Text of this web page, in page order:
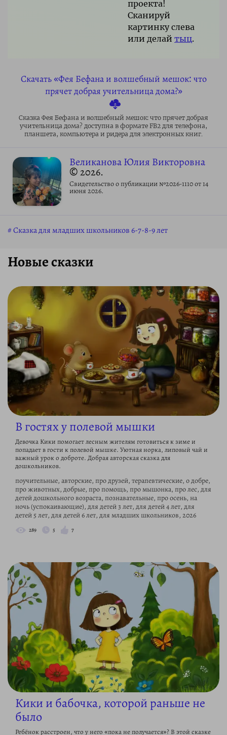
проекта!
Сканируй
картинку слева
или делай тыц.
Скачать «Фея Бефана и волшебный мешок: что
прячет добрая учительница дома?»
Сказка Фея Бефана и волшебный мешок: что прячет добрая
учительница дома? доступна в формате FB2 для телефона,
планшета, компьютера и ридера для электронных книг.
Великанова Юлия Викторовна
© 2026.
Свидетельство о публикации №2026-1110 от 14
июня 2026.
Сказка для младших школьников 6-7-8-9 лет
Новые сказки
В гостях у полевой мышки
Девочка Кики помогает лесным жителям готовиться к зиме и
попадает в гости к полевой мышке. Уютная норка, липовый чай и
важный урок о доброте. Добрая авторская сказка для
дошкольников.
поучительные, авторские, про друзей, терапевтические, о добре,
про животных, добрые, про помощь, про мышонка, про лес, для
детей дошкольного возраста, познавательные, про осень, на
ночь (успокаивающие), для детей 3 лет, для детей 4 лет, для
детей 5 лет, для детей 6 лет, для младших школьников, 2026
289 5 7
Кики и бабочка, которой раньше не
было
Ребёнок расстроен, что у него «пока не получается»? В этой сказке